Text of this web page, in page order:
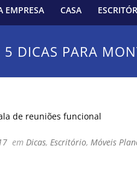
EMPRESA CASA
5 DICAS PARA
em Dicas, Escritório, Móveis